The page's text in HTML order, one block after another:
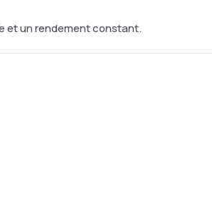
et un rendement constant.